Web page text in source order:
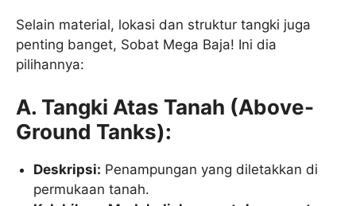
Selain material, lokasi dan struktur tangki juga
penting banget, Sobat Mega Baja! Ini dia
pilihannya:
A. Tangki Atas Tanah (Above-
Ground Tanks):
Deskripsi: Penampungan yang diletakkan di
permukaan tanah.